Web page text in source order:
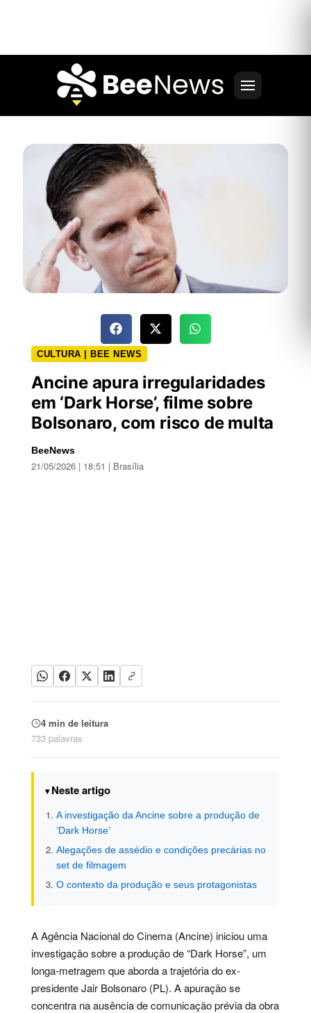
CULTURA | BEE NEWS
Ancine apura irregularidades
em ‘Dark Horse’, filme sobre
Bolsonaro, com risco de multa
BeeNews
21/05/2026 | 18:51 | Brasília
4 min de leitura
733 palavras
Neste artigo
A investigação da Ancine sobre a produção de
‘Dark Horse’
Alegações de assédio e condições precárias no
set de filmagem
O contexto da produção e seus protagonistas
A Agência Nacional do Cinema (Ancine) iniciou uma
investigação sobre a produção de “Dark Horse”, um
longa-metragem que aborda a trajetória do ex-
presidente Jair Bolsonaro (PL). A apuração se
concentra na ausência de comunicação prévia da obra